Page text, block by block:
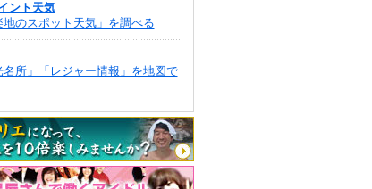
ント天気
地のスポット天気」を調べる
名所」「レジャー情報」を地図で